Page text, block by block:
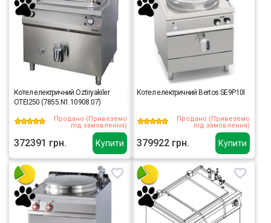
Купити
Котел електричний Oztiryakiler
OTEI250 (7855.N1.10908.07)
Продано (Привеземо
під замовлення)
372391 грн. Купити
Котел електричний Bertos SE9P10I
Продано (Привеземо
під замовлення)
379922 грн.